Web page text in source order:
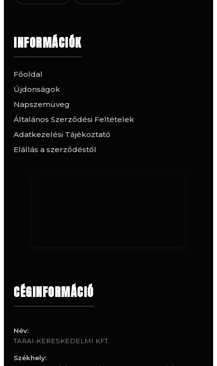
INFORMÁCIÓK
Főoldal
Újdonságok
Napszemüveg
Általános Szerződési Feltételek
Adatkezelési Tájékoztató
Elállás a szerződéstől
CÉGINFORMÁCIÓ
Név:
TARAI-KERESKEDELMI KFT.
Székhely: